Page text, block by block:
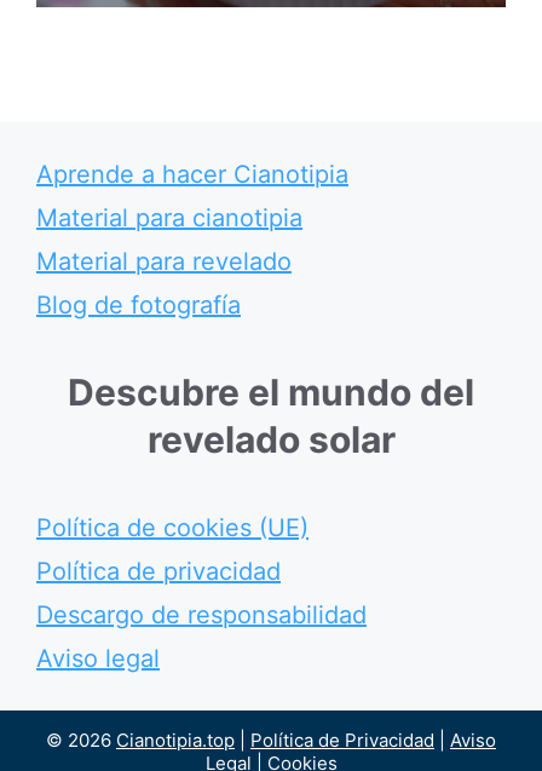
Aprende a hacer Cianotipia
Material para cianotipia
Material para revelado
Blog de fotografía
Descubre el mundo del
revelado solar
Política de cookies (UE)
Política de privacidad
Descargo de responsabilidad
Aviso legal
© 2026 Cianotipia.top Política de Privacidad
Aviso
Legal
Cookies